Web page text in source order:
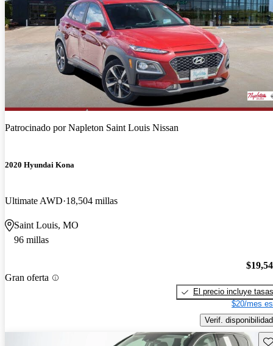
Patrocinado porNapleton Saint Louis Nissan
2020 Hyundai Kona
Ultimate AWD 18,504 millas
Saint Louis, MO
96 millas
Gran oferta
El precio incluye tasas
$20/mes
Verif. disponibilidad